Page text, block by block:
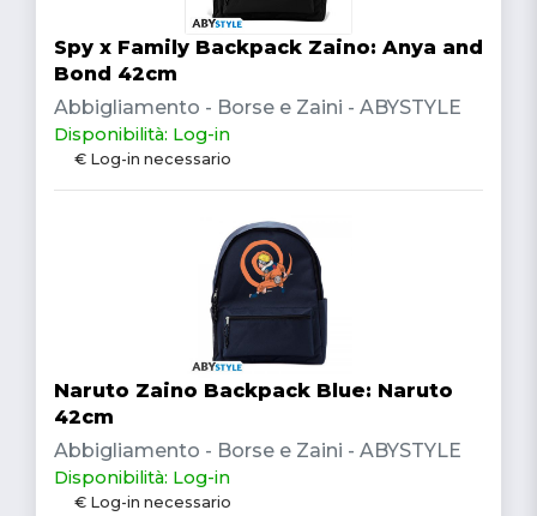
Spy x Family Backpack Zaino: Anya and
Bond 42cm
Abbigliamento - Borse e Zaini - ABYSTYLE
Disponibilità: Log-in
€ Log-in necessario
Naruto Zaino Backpack Blue: Naruto
42cm
Abbigliamento - Borse e Zaini - ABYSTYLE
Disponibilità: Log-in
€ Log-in necessario